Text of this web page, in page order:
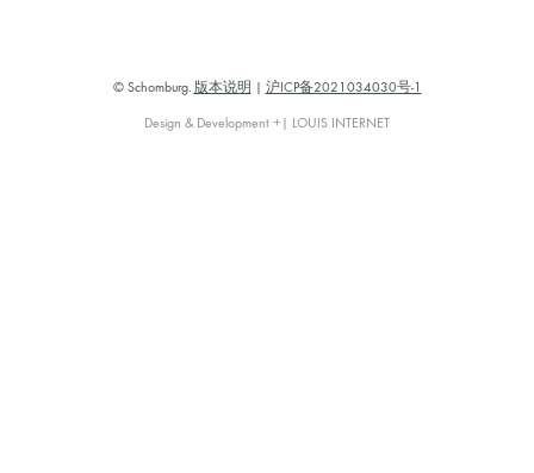
© Schomburg. 版本说明 沪ICP备2021034030号-1
Design & Development +| LOUIS INTERNET